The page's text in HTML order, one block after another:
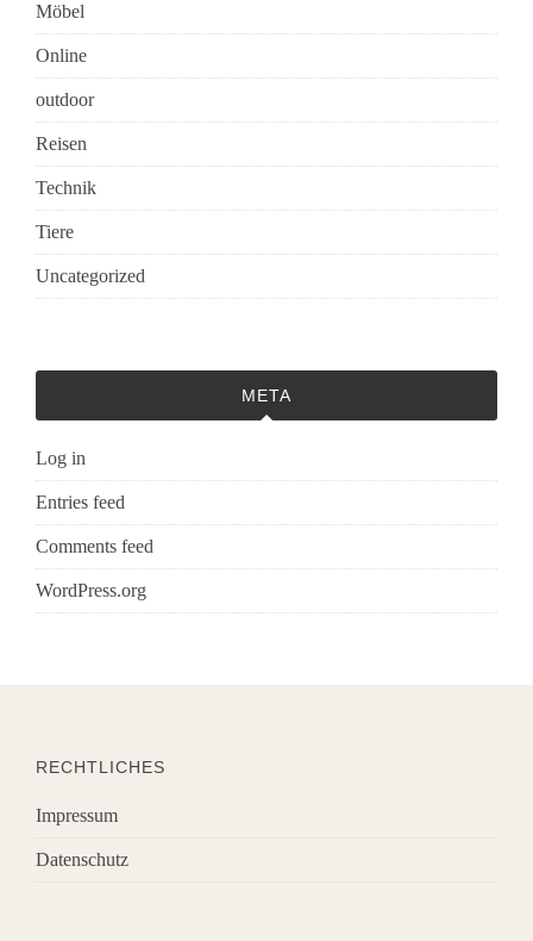
Möbel
Online
outdoor
Reisen
Technik
Tiere
Uncategorized
META
Log in
Entries feed
Comments feed
WordPress.org
RECHTLICHES
Impressum
Datenschutz